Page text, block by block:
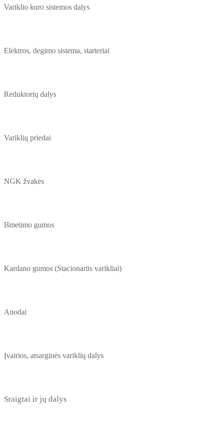
Variklio kuro sistemos dalys
Elektros, degimo sistema, starteriai
Reduktorių dalys
Variklių priedai
NGK žvakės
Išmetimo gumos
Kardano gumos (Stacionarūs varikliai)
Anodai
Įvairios, atsarginės variklių dalys
Sraigtai ir jų dalys